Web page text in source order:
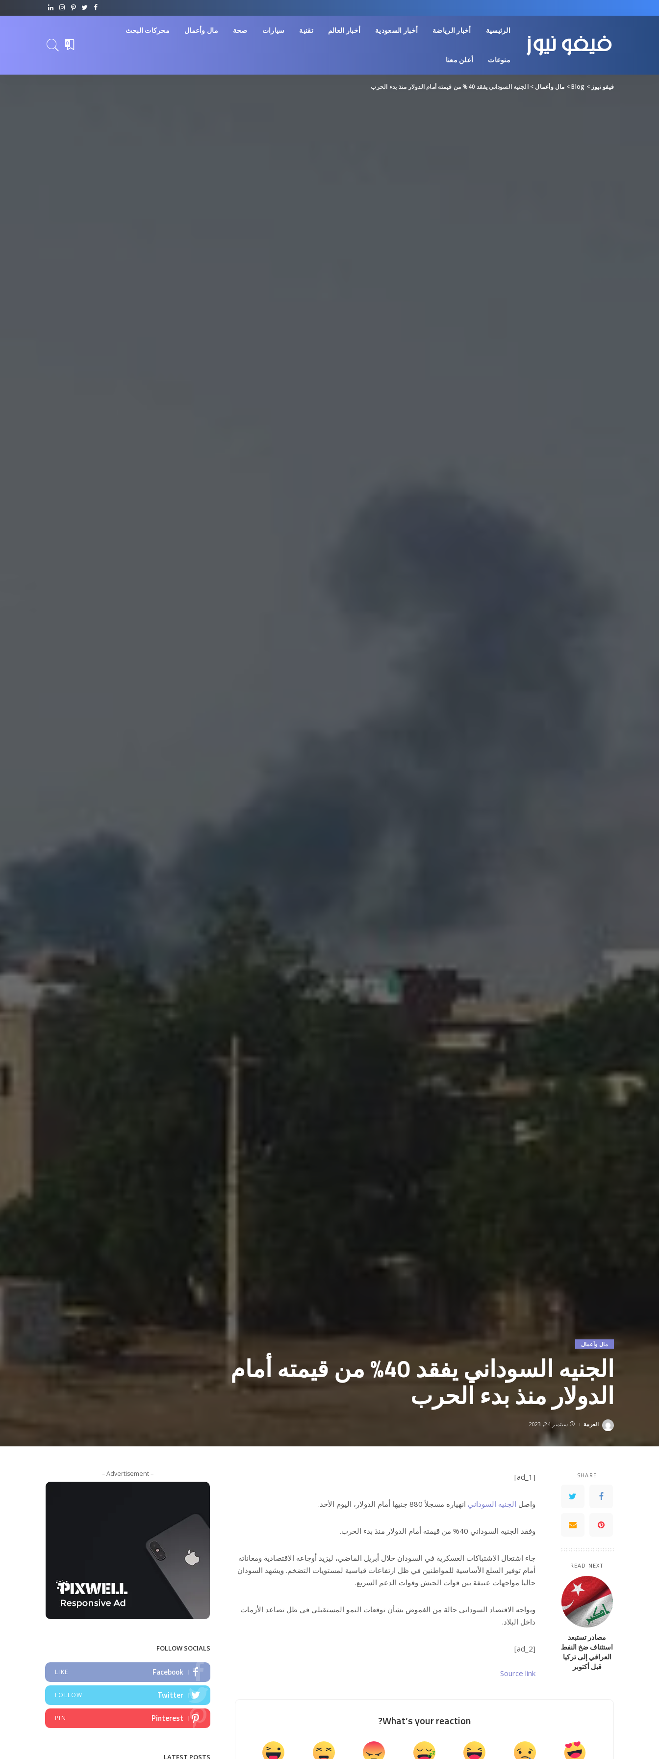
الرئيسية أخبار الرياضة أخبار السعودية أخبار العالم تقنية سيارات صحة مال وأعمال محركات البحث
منوعات أعلن معنا
0
فيفو نيوز >
Blog
> مال وأعمال >الجنيه السوداني يفقد 40% من قيمته أمام الدولار منذ بدء الحرب
مال وأعمال
الجنيه السوداني يفقد 40% من قيمته أمام
الدولار منذ بدء الحرب
Posted
العربية سبتمبر 24, 2023
SHARE
READ NEXT
مصادر تستبعد
استئناف ضخ النفط
العراقي إلى تركيا
قبل أكتوبر
[ad_1]
واصل الجنيه السوداني انهياره مسجلاً 880 جنيها أمام الدولار، اليوم الأحد.
وفقد الجنيه السوداني 40% من قيمته أمام الدولار منذ بدء الحرب.
جاء اشتعال الاشتباكات العسكرية في السودان خلال أبريل الماضي، ليزيد أوجاعه الاقتصادية ومعاناته
أمام توفير السلع الأساسية للمواطنين في ظل ارتفاعات قياسية لمستويات التضخم. ويشهد السودان
حاليا مواجهات عنيفة بين قوات الجيش وقوات الدعم السريع.
ويواجه الاقتصاد السوداني حالة من الغموض بشأن توقعات النمو المستقبلي في ظل تصاعد الأزمات
داخل البلاد.
[ad_2]
Source link
What’s your reaction?
– Advertisement –
FOLLOW SOCIALS
Facebook
LIKE
Twitter
FOLLOW
Pinterest
PIN
LATEST POSTS